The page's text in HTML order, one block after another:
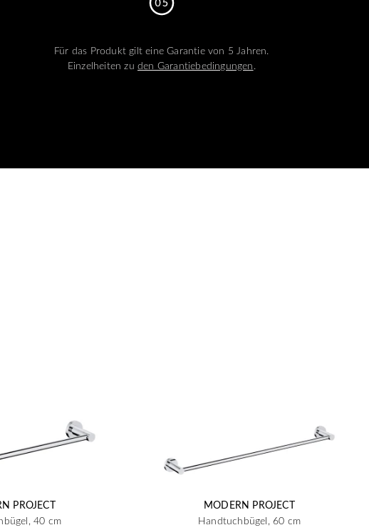
Für das Produkt gilt eine Garantie von 5 Jahren.
Einzelheiten zuden Garantiebedingungen.
PROJECT
40 cm
MODERN PROJECT
Handtuchbügel, 60 cm